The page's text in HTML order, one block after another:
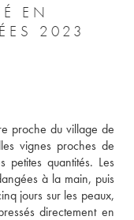
EN
2023
proche du village de
vignes proches de
petites quantités. Les
à la main, puis
jours sur les peaux,
directement en